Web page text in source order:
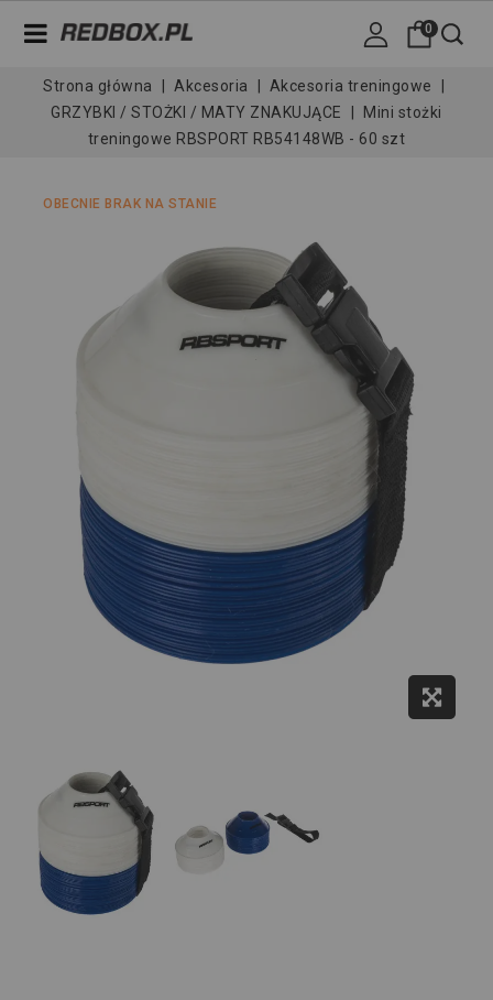
0
Strona główna Akcesoria
Akcesoria treningowe
GRZYBKI / STOŻKI / MATY ZNAKUJĄCE
Mini stożki
treningowe RBSPORT RB54148WB - 60 szt
OBECNIE BRAK NA STANIE